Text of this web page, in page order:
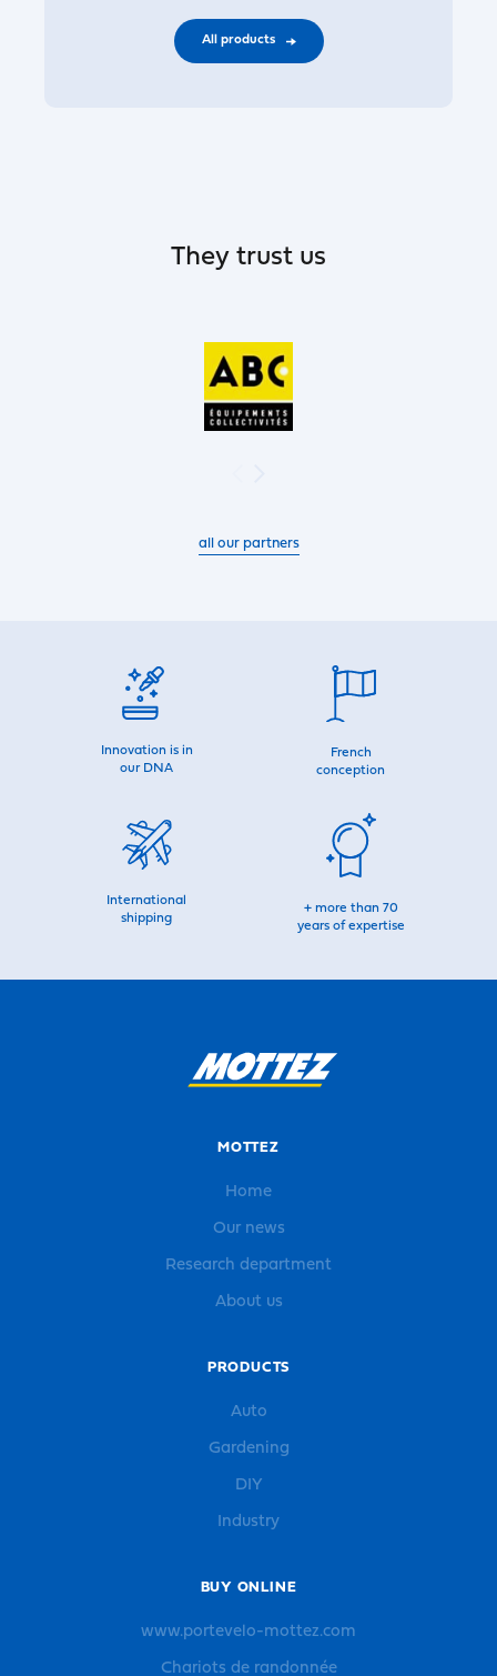
All products
They trust us
all our partners
Innovation is in
our DNA
French
conception
International
shipping
+ more than 70
years of expertise
MOTTEZ
Home
Our news
Research department
About us
PRODUCTS
Auto
Gardening
DIY
Industry
BUY ONLINE
www.portevelo-mottez.com
Chariots de randonnée